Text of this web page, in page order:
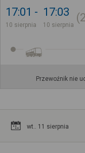
17:01
10 sierpnia
17:03
10 sierpnia
Przewoźnik nie
wt.. 11 sierpnia